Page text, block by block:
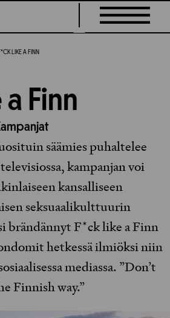
LIKE A FINN
Finn
säämies puhaltelee
kampanjan voi
kansalliseen
seksuaalikulttuurin
brändännyt F*ck like a Finn
hetkessä ilmiöksi niin
mediassa. ”Don’t
Finnish way.”